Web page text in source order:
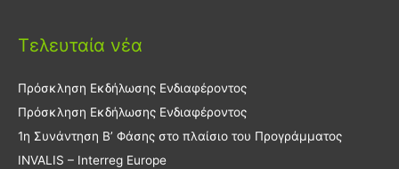
Τελευταία νέα
Πρόσκληση Εκδήλωσης Ενδιαφέροντος
Πρόσκληση Εκδήλωσης Ενδιαφέροντος
1η Συνάντηση Β’ Φάσης στο πλαίσιο του Προγράμματος
INVALIS – Interreg Europe